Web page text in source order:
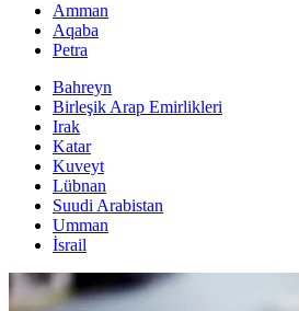
Amman
Aqaba
Petra
Bahreyn
Birleşik Arap Emirlikleri
Irak
Katar
Kuveyt
Lübnan
Suudi Arabistan
Umman
İsrail